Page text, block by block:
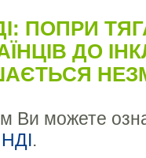
ПОПРИ
ДО
Ви можете
НДІ.